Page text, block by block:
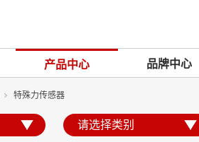
产品中心 品牌中心
特殊力传感器